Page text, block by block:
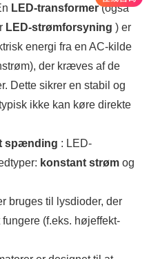
LED-transformer(også
LED-strømforsyning ) er
energi fra en AC-kilde
der kræves af de
Dette sikrer en stabil og
ikke kan køre direkte
spænding : LED-
konstant strøm og
bruges til lysdioder, der
(f.eks. højeffekt-